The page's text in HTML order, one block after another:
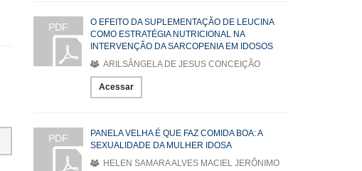
PDF
O EFEITO DA SUPLEMENTAÇÃO DE LEUCINA
COMO ESTRATÉGIA NUTRICIONAL NA
INTERVENÇÃO DA SARCOPENIA EM IDOSOS
ARILSÂNGELA DE JESUS CONCEIÇÃO
Acessar
PDF
PANELA VELHA É QUE FAZ COMIDA BOA: A
SEXUALIDADE DA MULHER IDOSA
HELEN SAMARA ALVES MACIEL JERÔNIMO